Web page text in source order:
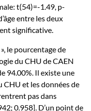
t(54)=-1.49, p-
entre les deux
significative.
le pourcentage de
du CHU de CAEN
94.00%. Il existe une
et les données de
pas dans
0.958]. D’un point de